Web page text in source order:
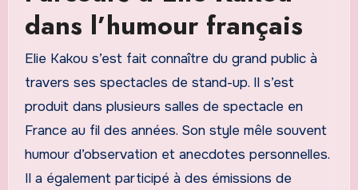
dans l’humour français
Elie Kakou s’est fait connaître du grand public à
travers ses spectacles de stand-up. Il s’est
produit dans plusieurs salles de spectacle en
France au fil des années. Son style mêle souvent
humour d’observation et anecdotes personnelles.
Il a également participé à des émissions de